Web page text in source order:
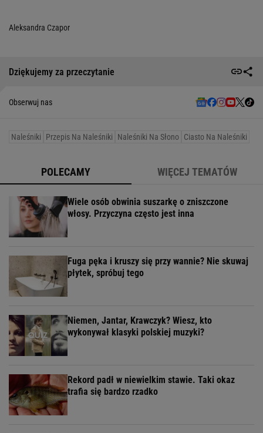
Aleksandra Czapor
Dziękujemy za przeczytanie
Obserwuj nas
Naleśniki Przepis Na Naleśniki Naleśniki Na Słono Ciasto Na Naleśniki
POLECAMY WIĘCEJ TEMATÓW
Wiele osób obwinia suszarkę o zniszczone
włosy. Przyczyna często jest inna
Fuga pęka i kruszy się przy wannie? Nie skuwaj
płytek, spróbuj tego
Niemen, Jantar, Krawczyk? Wiesz, kto
wykonywał klasyki polskiej muzyki?
Rekord padł w niewielkim stawie. Taki okaz
trafia się bardzo rzadko